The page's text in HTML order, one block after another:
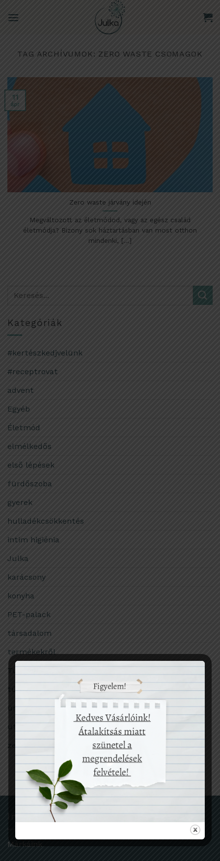
TAG ARCHÍVUMOK: ZERO WASTE CSOMAGOK
Zero waste járvány idején
Megváltozott az életmódod, vagy az egész család
életmódja? Bizony sok háztartásban van most otthon
mindenki, [...]
11
ápr
Kategóriák
#kertészkedjvelünk
#receptrovat
advent
Egyéb
Életmód
elmélkedős
első lépések
fürdőszoba
gyerek
hulladékcsökkentés
intim higiénia
Julka
karácsony
konyha
PET-palack
társadalom
termékekről
Tudomány
túlfogyasztás
ünnep
zero waste
Információk
Márkáink